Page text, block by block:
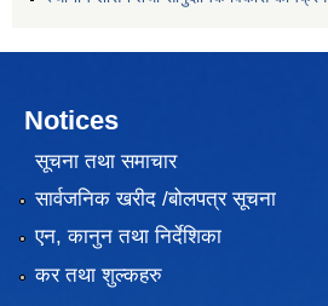
Notices
सूचना तथा समाचार
सार्वजनिक खरीद /बोलपत्र सूचना
एन, कानुन तथा निर्देशिका
कर तथा शुल्कहरु